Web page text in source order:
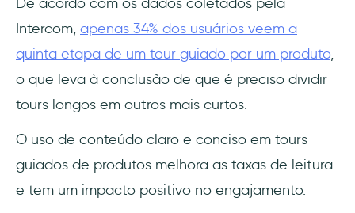
Intercom, apenas 34% dos usuários veem a
quinta etapa de um tour guiado por um produto,
o que leva à conclusão de que é preciso dividir
tours longos em outros mais curtos.
O uso de conteúdo claro e conciso em tours
guiados de produtos melhora as taxas de leitura
e tem um impacto positivo no engajamento.